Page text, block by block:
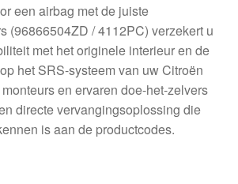
een airbag met de juiste
(96866504ZD / 4112PC) verzekert u
met het originele interieur en de
het SRS-systeem van uw Citroën
en ervaren doe-het-zelvers
directe vervangingsoplossing die
is aan de productcodes.